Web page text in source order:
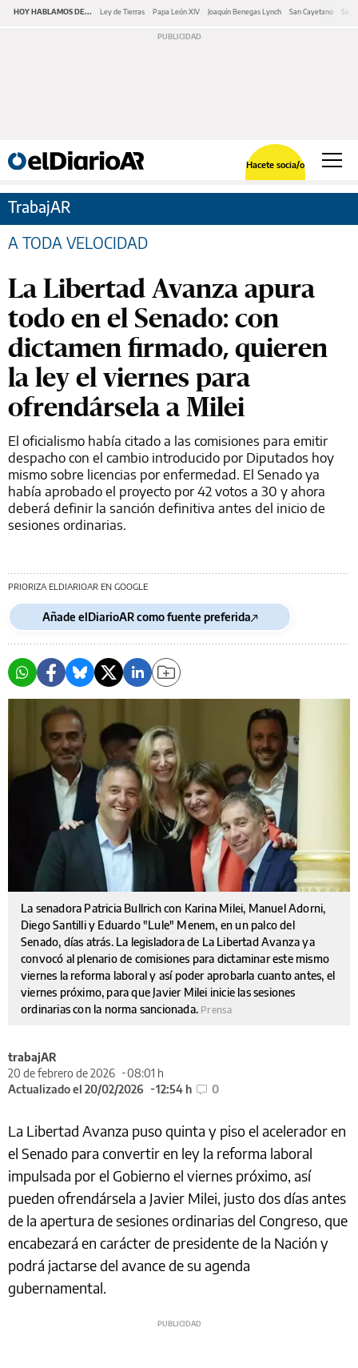
HOY HABLAMOS DE... Ley de Tierras Papa León XIV Joaquín Benegas Lynch San Cayetano
Hacete socia/o
TrabajAR
A TODA VELOCIDAD
La Libertad Avanza apura
todo en el Senado: con
dictamen firmado, quieren
la ley el viernes para
ofrendársela a Milei
El oficialismo había citado a las comisiones para emitir
despacho con el cambio introducido por Diputados hoy
mismo sobre licencias por enfermedad. El Senado ya
había aprobado el proyecto por 42 votos a 30 y ahora
deberá definir la sanción definitiva antes del inicio de
sesiones ordinarias.
PRIORIZA ELDIARIOAR EN GOOGLE
Añade elDiarioAR como fuente preferida
La senadora Patricia Bullrich con Karina Milei, Manuel Adorni,
Diego Santilli y Eduardo "Lule" Menem, en un palco del
Senado, días atrás. La legisladora de La Libertad Avanza ya
convocó al plenario de comisiones para dictaminar este mismo
viernes la reforma laboral y así poder aprobarla cuanto antes, el
viernes próximo, para que Javier Milei inicie las sesiones
ordinarias con la norma sancionada. Prensa
trabajAR
20 de febrero de 2026
08:01 h
Actualizado el 20/02/2026
12:54 h 0
La Libertad Avanza puso quinta y piso el acelerador en
el Senado para convertir en ley la reforma laboral
impulsada por el Gobierno el viernes próximo, así
pueden ofrendársela a Javier Milei, justo dos días antes
de la apertura de sesiones ordinarias del Congreso, que
encabezará en carácter de presidente de la Nación y
podrá jactarse del avance de su agenda
gubernamental.